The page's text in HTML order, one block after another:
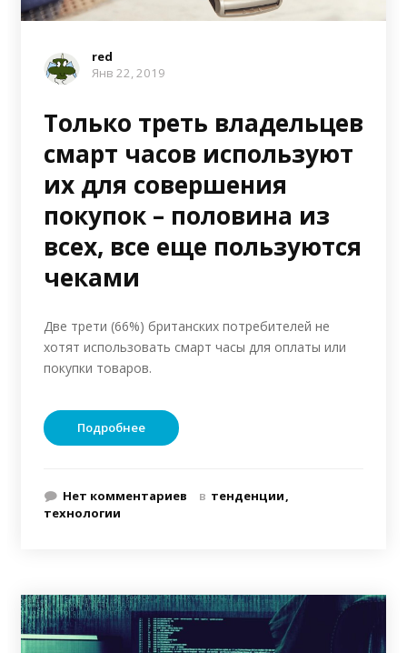
red
Янв 22, 2019
Только треть владельцев
смарт часов используют
их для совершения
покупок – половина из
всех, все еще пользуются
чеками
Две трети (66%) британских потребителей не
хотят использовать смарт часы для оплаты или
покупки товаров.
Подробнее
Нет комментариев в тенденции
технологии